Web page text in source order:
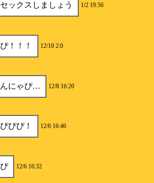
セックスしましょう 1/2 19:56
ぴ！！！ 12/10 2:0
んにゃぴ… 12/8 16:20
ぴぴぴ！ 12/6 16:46
ぴ 12/6 16:32